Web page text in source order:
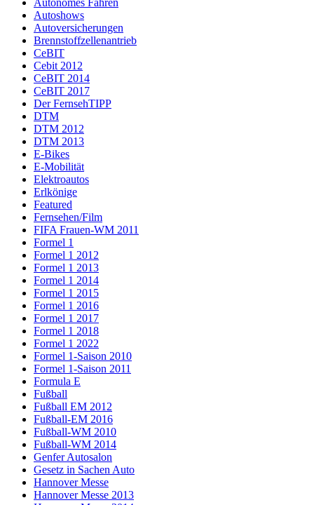
Autonomes Fahren
Autoshows
Autoversicherungen
Brennstoffzellenantrieb
CeBIT
Cebit 2012
CeBIT 2014
CeBIT 2017
Der FernsehTIPP
DTM
DTM 2012
DTM 2013
E-Bikes
E-Mobilität
Elektroautos
Erlkönige
Featured
Fernsehen/Film
FIFA Frauen-WM 2011
Formel 1
Formel 1 2012
Formel 1 2013
Formel 1 2014
Formel 1 2015
Formel 1 2016
Formel 1 2017
Formel 1 2018
Formel 1 2022
Formel 1-Saison 2010
Formel 1-Saison 2011
Formula E
Fußball
Fußball EM 2012
Fußball-EM 2016
Fußball-WM 2010
Fußball-WM 2014
Genfer Autosalon
Gesetz in Sachen Auto
Hannover Messe
Hannover Messe 2013